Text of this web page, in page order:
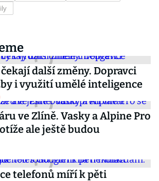
další změny. Dopravci
i využití umělé inteligence
ve Zlíně. Vasky a Alpine Pro
ale ještě budou
telefonů míří k pěti